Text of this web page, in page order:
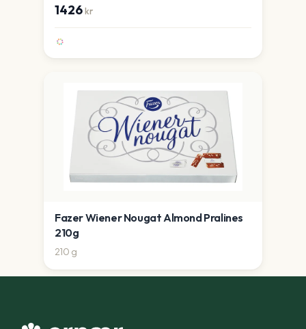
1426kr
Fazer Wiener Nougat Almond Pralines
210g
210 g